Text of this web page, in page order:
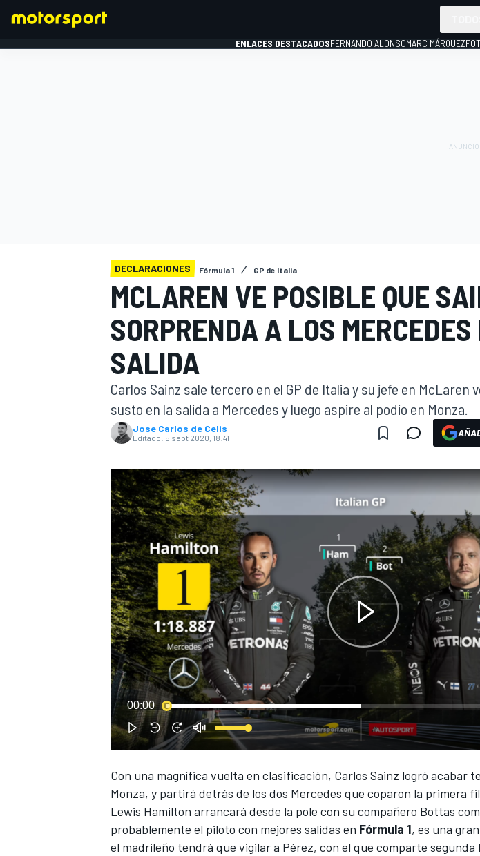
WEC FÓRMULA E
ENLACES DESTACADOSFERNANDO ALONSOMARC MÁRQUEZ
DECLARACIONES Fórmula 1 GP de Italia
MCLAREN VE POSIBLE QUE
SORPRENDA A LOS
SALIDA
Carlos Sainz sale tercero en el GP de Italia y su jefe en McLaren
susto en la salida a Mercedes y luego aspire al podio en Monza.
Jose Carlos de Celis
Editado: 5 sept 2020, 18:41
00:00
Con una magnífica vuelta en clasificación, Carlos Sainz logró acabar
Monza, y partirá detrás de los dos Mercedes que coparon la primera
Lewis Hamilton arrancará desde la pole con su compañero Bottas
probablemente el piloto con mejores salidas en Fórmula 1, es una
el madrileño tendrá que vigilar a Pérez, con el que comparte segunda